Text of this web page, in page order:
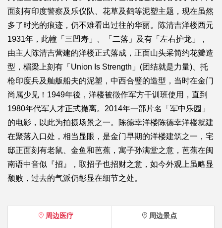
面刻有印度警察及乐仪队、花草及鹤等泥塑主题，现在虽然
多了时光的痕迹，仍不难看出过往的华丽。陈清吉洋楼西元
1931年，此幢「三凹寿」、「二落」及有「左右护龙」，
由主人陈清吉营建的洋楼正式落成，正面山头采简约花瓣造
型，楣梁上刻有「Union Is Strength」(团结就是力量)、托
枪印度兵及舢舨船夫的泥塑，中西合璧的造型，当时在金门
尚属少见！1949年後，洋楼被徵作军方干训班使用，直到
1980年代军人才正式撤离。2014年一部片名「军中乐园」
的电影，以此为拍摄场景之一。陈德幸洋楼陈德幸洋楼就建
在聚落入口处，相当显眼，是金门早期的洋楼建筑之一，宅
邸正面刻有老鼠、金鱼和芭蕉，寓子孙满堂之意，芭蕉在闽
南语中音似『招』，取招子也招财之意，如今外观上虽略显
颓败，过去的气派仍彰显在细节之处。
周边医疗 周边景点